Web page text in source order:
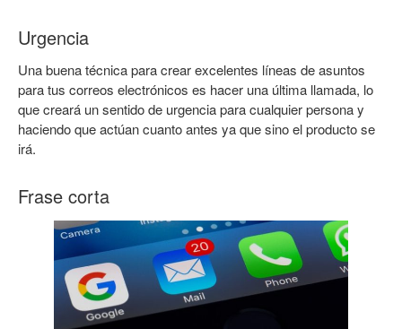
Urgencia
Una buena técnica para crear excelentes líneas de asuntos
para tus correos electrónicos es hacer una última llamada, lo
que creará un sentido de urgencia para cualquier persona y
haciendo que actúan cuanto antes ya que sino el producto se
irá.
Frase corta